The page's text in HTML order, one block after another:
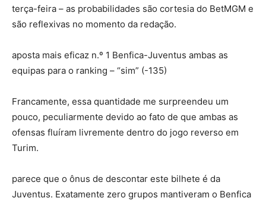
terça-feira – as probabilidades são cortesia do BetMGM e
são reflexivas no momento da redação.
aposta mais eficaz n.º 1 Benfica-Juventus ambas as
equipas para o ranking – “sim” (-135)
Francamente, essa quantidade me surpreendeu um
pouco, peculiarmente devido ao fato de que ambas as
ofensas fluíram livremente dentro do jogo reverso em
Turim.
parece que o ônus de descontar este bilhete é da
Juventus. Exatamente zero grupos mantiveram o Benfica